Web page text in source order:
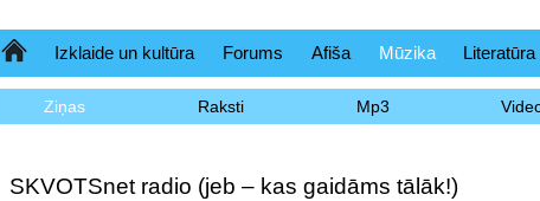
SākumlapaIzklaide un kultūra Forums Afiša Mūzika Literatūra
Ziņas Raksti Mp3
SKVOTSnet radio (jeb – kas gaidāms tālāk!)